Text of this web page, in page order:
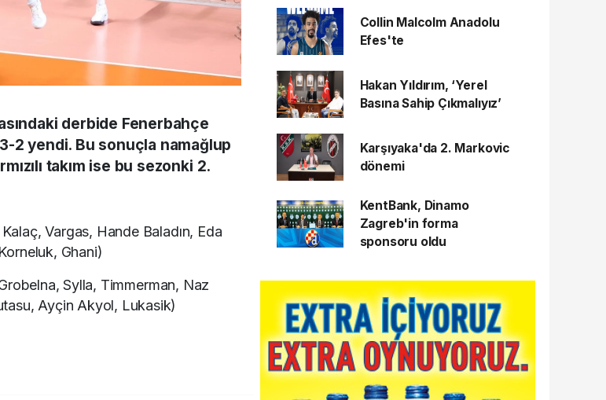
derbide Fenerbahçe
2 yendi. Bu sonuçla namağlup
takım ise bu sezonki 2.
Vargas, Hande Baladın, Eda
Ghani)
Sylla, Timmerman, Naz
Ayçin Akyol, Lukasik)
Collin Malcolm Anadolu
Efes'te
Hakan Yıldırım, ‘Yerel
Basına Sahip Çıkmalıyız’
Karşıyaka'da 2. Markovic
dönemi
KentBank, Dinamo
Zagreb'in forma
sponsoru oldu